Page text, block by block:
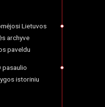
Lietuvos
archyve
paveldu
pasaulio
istoriniu